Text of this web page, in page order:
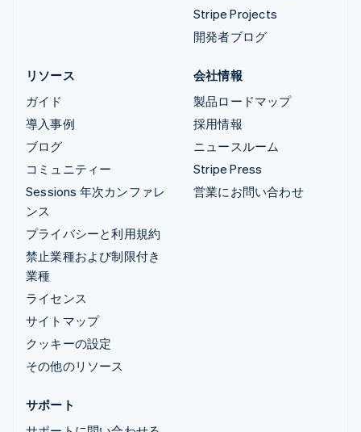
Stripe Projects
開発者ブログ
リソース
ガイド
導入事例
ブログ
コミュニティー
Sessions 年次カンファレ
ンス
プライバシーと利用規約
禁止業種および制限付き
業種
ライセンス
サイトマップ
クッキーの設定
その他のリソース
会社情報
製品ロードマップ
採用情報
ニュースルーム
Stripe Press
営業にお問い合わせ
サポート